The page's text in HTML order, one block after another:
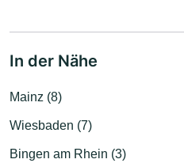
In der Nähe
Mainz (8)
Wiesbaden (7)
Bingen am Rhein (3)